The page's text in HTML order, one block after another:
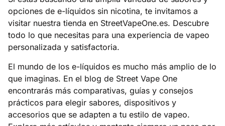
opciones de e-líquidos sin nicotina, te invitamos a
visitar nuestra tienda en StreetVapeOne.es. Descubre
todo lo que necesitas para una experiencia de vapeo
personalizada y satisfactoria.
El mundo de los e-líquidos es mucho más amplio de lo
que imaginas. En el blog de Street Vape One
encontrarás más comparativas, guías y consejos
prácticos para elegir sabores, dispositivos y
accesorios que se adapten a tu estilo de vapeo.